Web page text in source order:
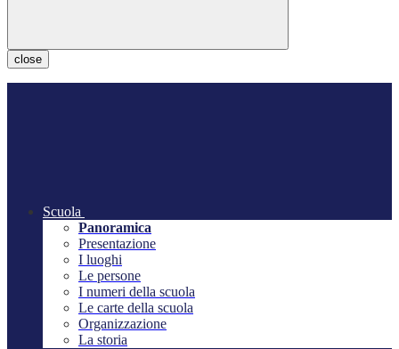
close
Scuola
Panoramica
Presentazione
I luoghi
Le persone
I numeri della scuola
Le carte della scuola
Organizzazione
La storia